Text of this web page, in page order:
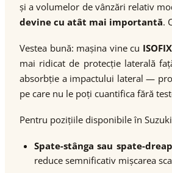
și a volumelor de vânzări relativ
devine cu atât mai importantă.
Vestea bună: mașina vine cu
mai ridicat de protecție laterală
absorbție a impactului lateral —
pe care nu le poți cuantifica fără
Pentru pozițiile disponibile în
Spate-stânga sau spate-
reduce semnificativ mișcarea